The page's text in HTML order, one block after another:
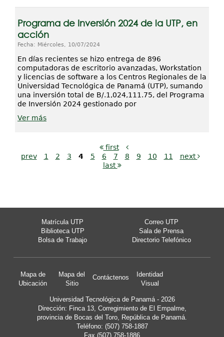
Programa de Inversión 2024 de la UTP, en
acción
Fecha: Miércoles, 10/07/2024
En días recientes se hizo entrega de 896
computadoras de escritorio avanzadas, Workstation
y licencias de software a los Centros Regionales de la
Universidad Tecnológica de Panamá (UTP), sumando
una inversión total de B/.1,024,111.75, del Programa
de Inversión 2024 gestionado por
Ver más
first
prev
1 2 3 4 5 6 7 8 9 10 11
next
last
Matrícula UTP
Correo UTP
Biblioteca UTP
Sala de Prensa
Bolsa de Trabajo
Directorio Telefónico
Mapa de
Ubicación
Mapa del
Sitio
Contáctenos
Identidad
Visual
Universidad Tecnológica de Panamá - 2026
Dirección: Finca 13, Corregimiento de El Empalme,
provincia de Bocas del Toro, República de Panamá.
Teléfono: (507) 758-1887
Fax (507) 758-1886